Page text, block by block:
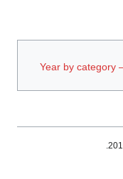
Year by category